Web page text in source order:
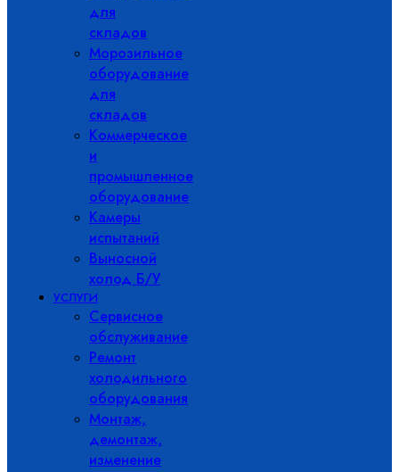
для
складов
Морозильное
оборудование
для
складов
Коммерческое
и
промышленное
оборудование
Камеры
испытаний
Выносной
холод Б/У
УСЛУГИ
Сервисное
обслуживание
Ремонт
холодильного
оборудования
Монтаж,
демонтаж,
изменение